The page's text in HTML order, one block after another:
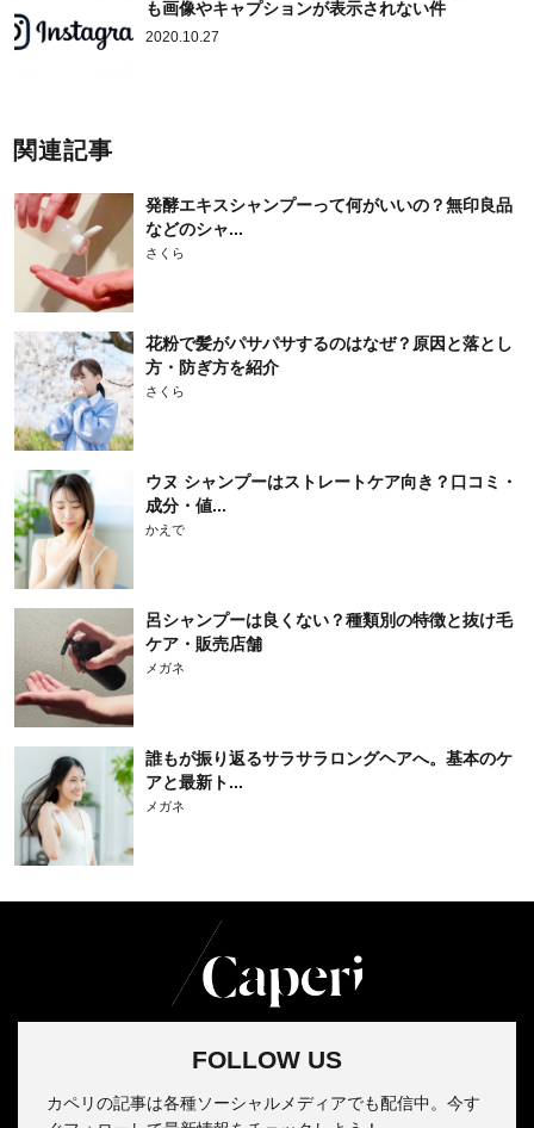
も画像やキャプションが表示されない件
2020.10.27
関連記事
発酵エキスシャンプーって何がいいの？無印良品
などのシャ...
さくら
花粉で髪がパサパサするのはなぜ？原因と落とし
方・防ぎ方を紹介
さくら
ウヌ シャンプーはストレートケア向き？口コミ・
成分・値...
かえで
呂シャンプーは良くない？種類別の特徴と抜け毛
ケア・販売店舗
メガネ
誰もが振り返るサラサラロングヘアへ。基本のケ
アと最新ト...
メガネ
FOLLOW US
カペリの記事は各種ソーシャルメディアでも配信中。今す